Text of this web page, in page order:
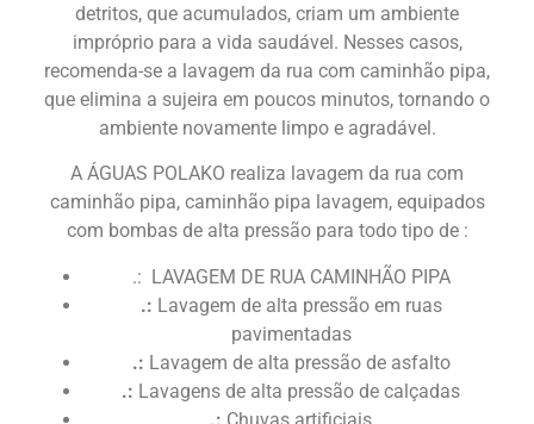
detritos, que acumulados, criam um ambiente
impróprio para a vida saudável. Nesses casos,
recomenda-se a lavagem da rua com caminhão pipa,
que elimina a sujeira em poucos minutos, tornando o
ambiente novamente limpo e agradável.
A ÁGUAS POLAKO realiza lavagem da rua com
caminhão pipa, caminhão pipa lavagem, equipados
com bombas de alta pressão para todo tipo de :
.: LAVAGEM DE RUA CAMINHÃO PIPA
.: Lavagem de alta pressão em ruas
pavimentadas
.: Lavagem de alta pressão de asfalto
.: Lavagens de alta pressão de calçadas